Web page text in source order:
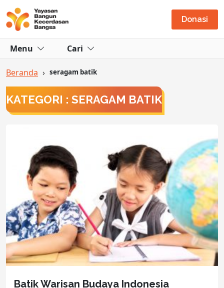
Donasi
Menu Cari
Beranda › seragam batik
KATEGORI : SERAGAM BATIK
Batik Warisan Budaya Indonesia